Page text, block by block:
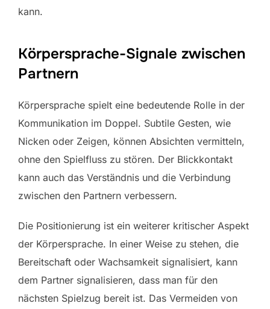
kann.
Körpersprache-Signale zwischen
Partnern
Körpersprache spielt eine bedeutende Rolle in der
Kommunikation im Doppel. Subtile Gesten, wie
Nicken oder Zeigen, können Absichten vermitteln,
ohne den Spielfluss zu stören. Der Blickkontakt
kann auch das Verständnis und die Verbindung
zwischen den Partnern verbessern.
Die Positionierung ist ein weiterer kritischer Aspekt
der Körpersprache. In einer Weise zu stehen, die
Bereitschaft oder Wachsamkeit signalisiert, kann
dem Partner signalisieren, dass man für den
nächsten Spielzug bereit ist. Das Vermeiden von